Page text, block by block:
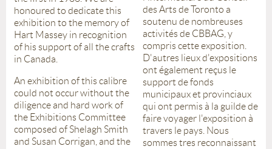
honoured to dedicate this
exhibition to the memory of
Hart Massey in recognition
of his support of all the crafts
in Canada.
An exhibition of this calibre
could not occur without the
diligence and hard work of
the Exhibitions Committee
composed of Shelagh Smith
and Susan Corrigan, and the
des Arts de Toronto a
soutenu de nombreuses
activités de CBBAG, y
compris cette exposition.
D'autres lieux d'expositions
ont également reçus le
support de fonds
municipaux et provinciaux
qui ont permis à la guilde de
faire voyager l'exposition à
travers le pays. Nous
sommes tres reconnaissant